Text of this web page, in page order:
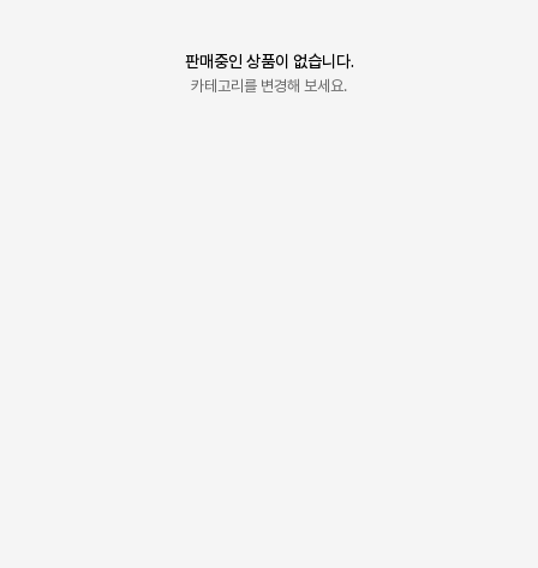
판매중인 상품이 없습니다.
카테고리를 변경해 보세요.